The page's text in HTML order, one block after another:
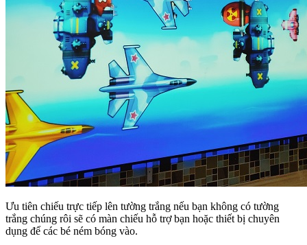
Ưu tiên chiếu trực tiếp lên tường trắng nếu bạn không có tường
trắng chúng rôi sẽ có màn chiếu hỗ trợ bạn hoặc thiết bị chuyên
dụng để các bé ném bóng vào.